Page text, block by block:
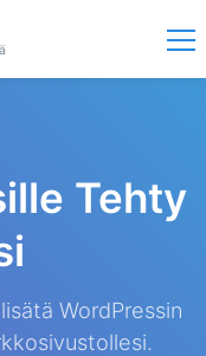
Tehty
WordPressin